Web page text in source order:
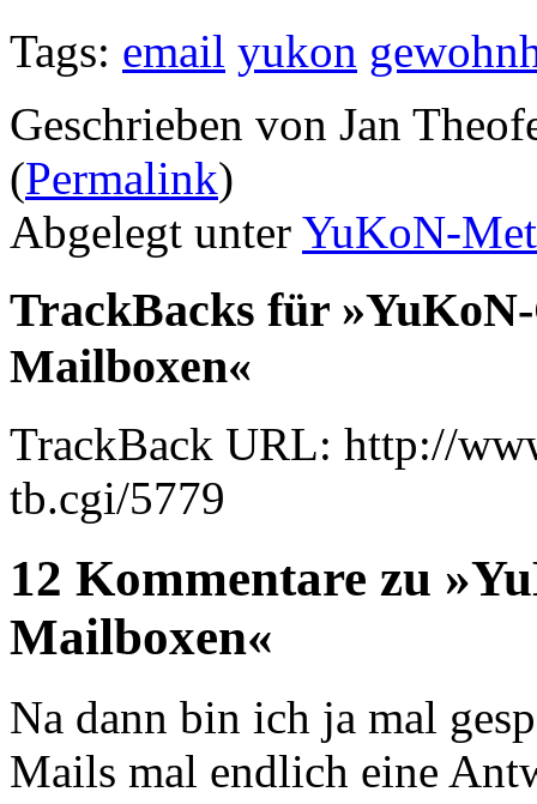
Tags: email yukon
Geschrieben von Jan
(Permalink)
Abgelegt unter YuKoN-
TrackBacks für
Mailboxen«
TrackBack URL: http://
tb.cgi/5779
12 Kommentare zu
Mailboxen«
Na dann bin ich ja mal
Mails mal endlich eine